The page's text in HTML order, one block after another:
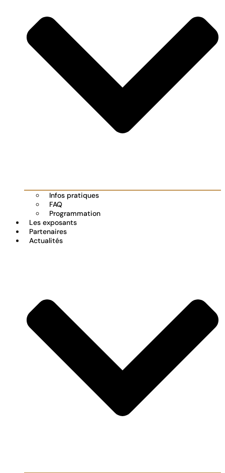
Infos pratiques
FAQ
Programmation
Les exposants
Partenaires
Actualités